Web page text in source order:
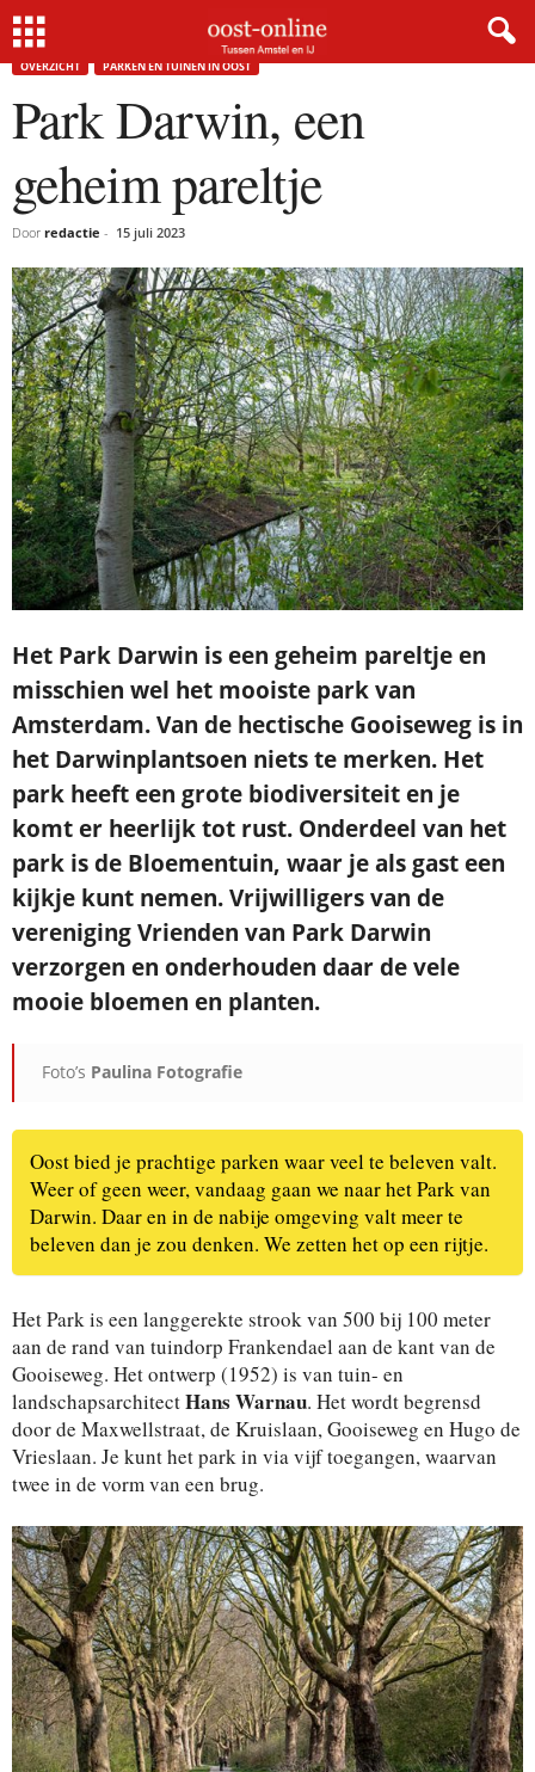
Home Park Darwin, een geheim pareltje
OVERZICHT PARKEN EN TUINEN IN OOST
Park Darwin, een
geheim pareltje
Door redactie - 15 juli 2023
Het Park Darwin is een geheim pareltje en
misschien wel het mooiste park van
Amsterdam. Van de hectische Gooiseweg is in
het Darwinplantsoen niets te merken. Het
park heeft een grote biodiversiteit en je
komt er heerlijk tot rust. Onderdeel van het
park is de Bloementuin, waar je als gast een
kijkje kunt nemen. Vrijwilligers van de
vereniging Vrienden van Park Darwin
verzorgen en onderhouden daar de vele
mooie bloemen en planten.
Foto’s Paulina Fotografie
Oost bied je prachtige parken waar veel te beleven valt.
Weer of geen weer, vandaag gaan we naar het Park van
Darwin. Daar en in de nabije omgeving valt meer te
beleven dan je zou denken. We zetten het op een rijtje.
Het Park is een langgerekte strook van 500 bij 100 meter
aan de rand van tuindorp Frankendael aan de kant van de
Gooiseweg. Het ontwerp (1952) is van tuin- en
landschapsarchitectHans Warnau. Het wordt begrensd
door de Maxwellstraat, de Kruislaan, Gooiseweg en Hugo de
Vrieslaan. Je kunt het park in via vijf toegangen, waarvan
twee in de vorm van een brug.
×
Gratis NieuwsMail
VOORNAAM
E-MAIL
Postcode
Met de inschrijving accepteer ik de
privacyverklaring.
Je ontvangt een bevestiging in je mailbox.